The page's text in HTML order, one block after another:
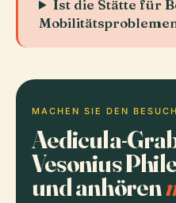
Ist die Stätte für
MACHEN SIE DEN
Aedicula-
Vesonius
und anhören